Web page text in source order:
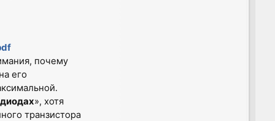
почему
его
», хотя
транзистора